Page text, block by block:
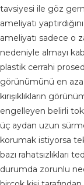
tavsiyesi ile göz
ameliyatı
ameliyatı sadece o
nedeniyle almayı
plastik cerrahi
görünümünü en
kırışıklıkların
engelleyen belirli
üç aydan uzun
korumak istiyorsa
bazı rahatsızlıkları
durumda zorunlu